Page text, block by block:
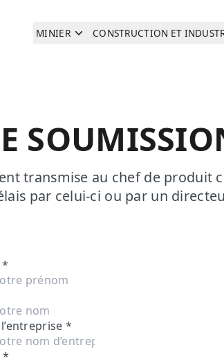
MINIER CONSTRUCTION ET
transmise au chef de produit
par celui-ci ou par un
*
*